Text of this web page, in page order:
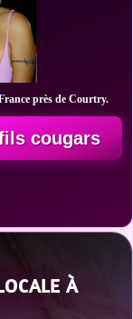
près de Courtry.
cougars
À